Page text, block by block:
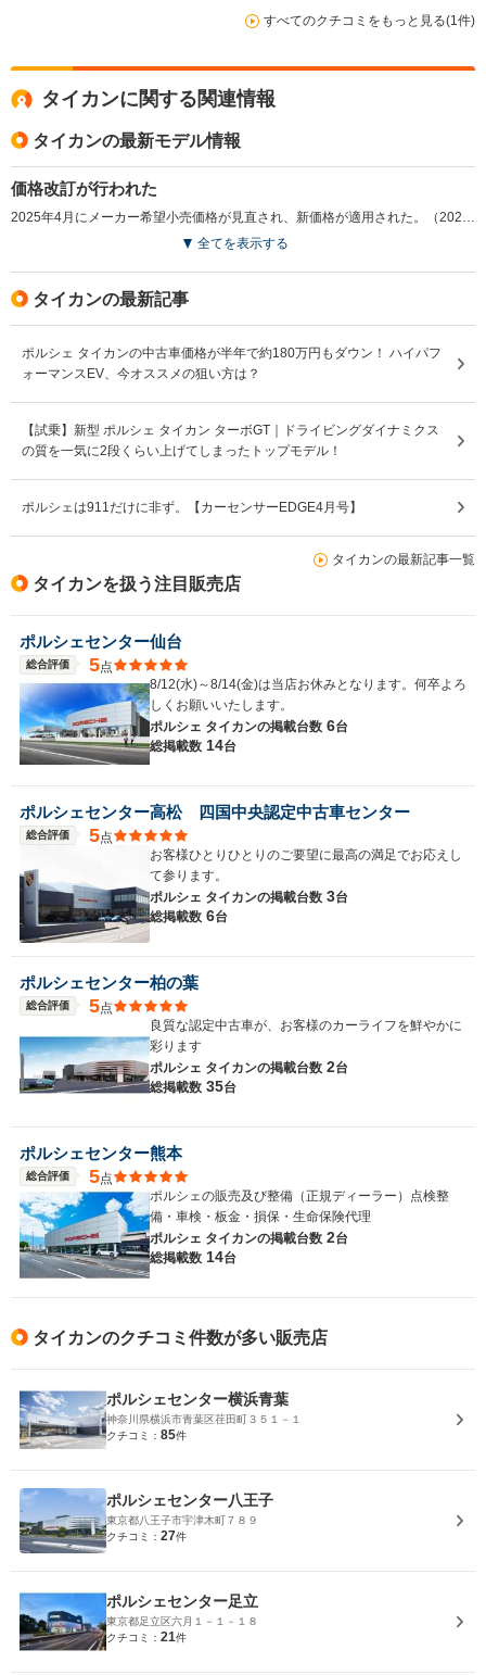
パナメーラより優れています。 日常使用できる4座スポー
試乗され体感してみてください。正規ディラーの中古車も
いいと思いますよ（かなり価格が下がっています）。
すべてのクチコミをもっと見る(1件)
タイカンに関する関連情報
タイカンの最新モデル情報
価格改訂が行われた
全てを表示する
タイカンの最新記事
ポルシェ タイカンの中古車価格が半年で約180万円もダウン！ ハイパフ
ォーマンスEV、今オススメの狙い方は？
【試乗】新型 ポルシェ タイカン ターボGT｜ドライビングダイナミクス
の質を一気に2段くらい上げてしまったトップモデル！
ポルシェは911だけに非ず。【カーセンサーEDGE4月号】
タイカンの最新記事一覧
タイカンを扱う注目販売店
ポルシェセンター仙台
総合評価 5点
8/12(水)～8/14(金)は当店お休みとなります。何卒よろ
しくお願いいたします。
ポルシェ タイカンの掲載台数 6台
総掲載数 14台
ポルシェセンター高松 四国中央認定中古車センター
総合評価 5点
お客様ひとりひとりのご要望に最高の満足でお応えし
て参ります。
ポルシェ タイカンの掲載台数 3台
総掲載数 6台
ポルシェセンター柏の葉
総合評価 5点
良質な認定中古車が、お客様のカーライフを鮮やかに
彩ります
ポルシェ タイカンの掲載台数 2台
総掲載数 35台
ポルシェセンター熊本
総合評価 5点
ポルシェの販売及び整備（正規ディーラー）点検整
備・車検・板金・損保・生命保険代理
ポルシェ タイカンの掲載台数 2台
総掲載数 14台
タイカンのクチコミ件数が多い販売店
ポルシェセンター横浜青葉
神奈川県横浜市青葉区荏田町３５１－１
クチコミ： 85件
ポルシェセンター八王子
東京都八王子市宇津木町７８９
クチコミ： 27件
ポルシェセンター足立
東京都足立区六月１－１－１８
クチコミ： 21件